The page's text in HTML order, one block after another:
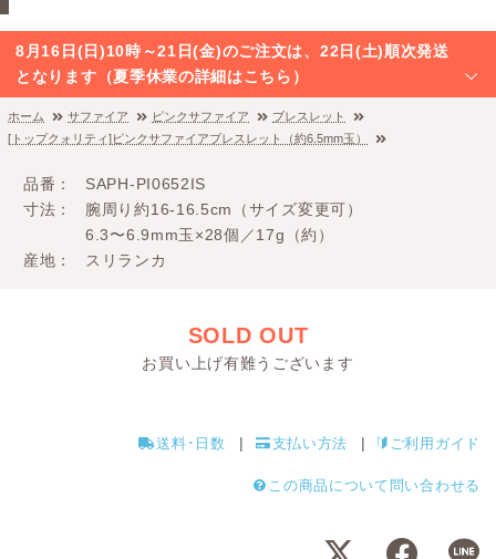
8月16日(日)10時～21日(金)のご注文は、22日(土)順次発送
となります（夏季休業の詳細はこちら）
ホーム サファイア ピンクサファイア
ブレスレット
[トップクォリティ]ピンクサファイアブレスレット（約6.5mm玉）
品番
SAPH-PI0652IS
寸法
腕周り約16-16.5cm（サイズ変更可）
6.3〜6.9mm玉×28個／17g（約）
産地
スリランカ
SOLD OUT
お買い上げ有難うございます
送料･日数 支払い方法 ご利用ガイド
この商品について問い合わせる